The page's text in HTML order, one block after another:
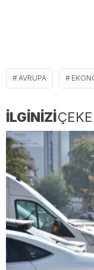
AVRUPA
İLGİNİZİ